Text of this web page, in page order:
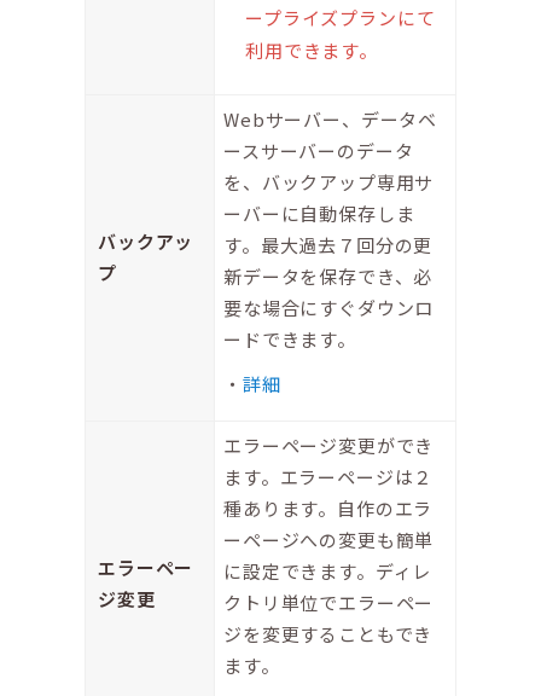
ープライズプランにて
利用できます。
バックアッ
プ
Webサーバー、データベ
ースサーバーのデータ
を、バックアップ専用サ
ーバーに自動保存しま
す。最大過去７回分の更
新データを保存でき、必
要な場合にすぐダウンロ
ードできます。
詳細
エラーペー
ジ変更
エラーページ変更ができ
ます。エラーページは２
種あります。自作のエラ
ーページへの変更も簡単
に設定できます。ディレ
クトリ単位でエラーペー
ジを変更することもでき
ます。